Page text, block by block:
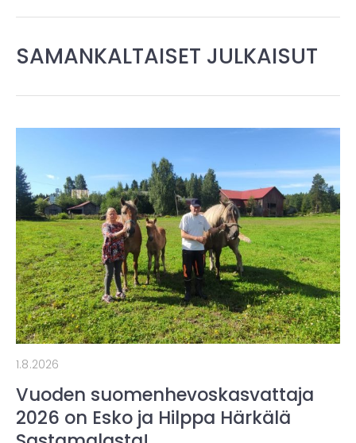
SAMANKALTAISET JULKAISUT
1.8.2026
Vuoden suomenhevoskasvattaja
2026 on Esko ja Hilppa Härkälä